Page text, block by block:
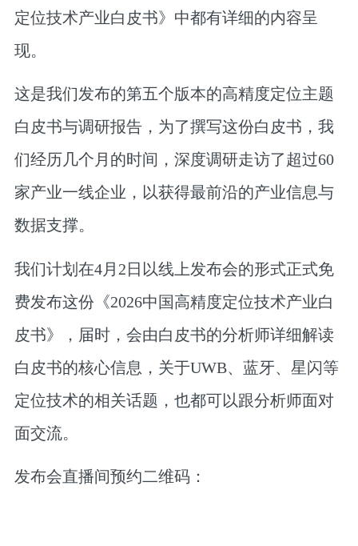
定位技术产业白皮书》中都有详细的内容呈
现。
这是我们发布的第五个版本的高精度定位主题
白皮书与调研报告，为了撰写这份白皮书，我
们经历几个月的时间，深度调研走访了超过60
家产业一线企业，以获得最前沿的产业信息与
数据支撑。
我们计划在4月2日以线上发布会的形式正式免
费发布这份《2026中国高精度定位技术产业白
皮书》， 届时，会由白皮书的分析师详细解读
白皮书的核心信息，关于UWB、蓝牙、星闪等
定位技术的相关话题，也都可以跟分析师面对
面交流。
发布会直播间预约二维码：